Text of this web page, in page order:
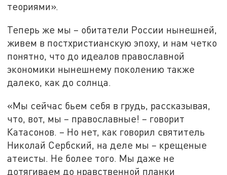
теориями».
Теперь же мы – обитатели России нынешней,
живем в постхристианскую эпоху, и нам четко
понятно, что до идеалов православной
экономики нынешнему поколению также
далеко, как до солнца.
«Мы сейчас бьем себя в грудь, рассказывая,
что, вот, мы – православные! – говорит
Катасонов. – Но нет, как говорил святитель
Николай Сербский, на деле мы – крещеные
атеисты. Не более того. Мы даже не
дотягиваем до нравственной планки